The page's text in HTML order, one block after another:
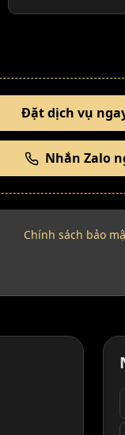
Đặt dịch vụ
Nhắn Zalo
Chính sách bảo